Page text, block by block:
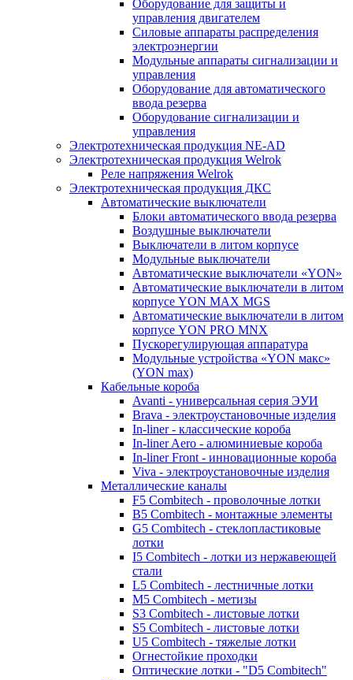
Оборудование для защиты и
управления двигателем
Силовые аппараты распределения
электроэнергии
Модульные аппараты сигнализации и
управления
Оборудование для автоматического
ввода резерва
Оборудование сигнализации и
управления
Электротехническая продукция NE-AD
Электротехническая продукция Welrok
Реле напряжения Welrok
Электротехническая продукция ДКС
Автоматические выключатели
Блоки автоматического ввода резерва
Воздушные выключатели
Выключатели в литом корпусе
Модульные выключатели
Автоматические выключатели «YON»
Автоматические выключатели в литом
корпусе YON MAX MGS
Автоматические выключатели в литом
корпусе YON PRO MNX
Пускорегулирующая аппаратура
Модульные устройства «YON макс»
(YON max)
Кабельные короба
Avanti - универсальная серия ЭУИ
Brava - электроустановочные изделия
In-liner - классические короба
In-liner Aero - алюминиевые короба
In-liner Front - инновационные короба
Viva - электроустановочные изделия
Металлические каналы
F5 Combitech - проволочные лотки
B5 Combitech - монтажные элементы
G5 Combitech - стеклопластиковые
лотки
I5 Combitech - лотки из нержавеющей
стали
L5 Combitech - лестничные лотки
M5 Combitech - метизы
S3 Combitech - листовые лотки
S5 Combitech - листовые лотки
U5 Combitech - тяжелые лотки
Огнестойкие проходки
Оптические лотки - "D5 Combitech"